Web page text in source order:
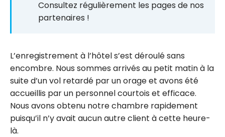
Consultez régulièrement les pages de nos
partenaires !
L’enregistrement à l’hôtel s’est déroulé sans
encombre. Nous sommes arrivés au petit matin à la
suite d’un vol retardé par un orage et avons été
accueillis par un personnel courtois et efficace.
Nous avons obtenu notre chambre rapidement
puisqu’il n’y avait aucun autre client à cette heure-
là.